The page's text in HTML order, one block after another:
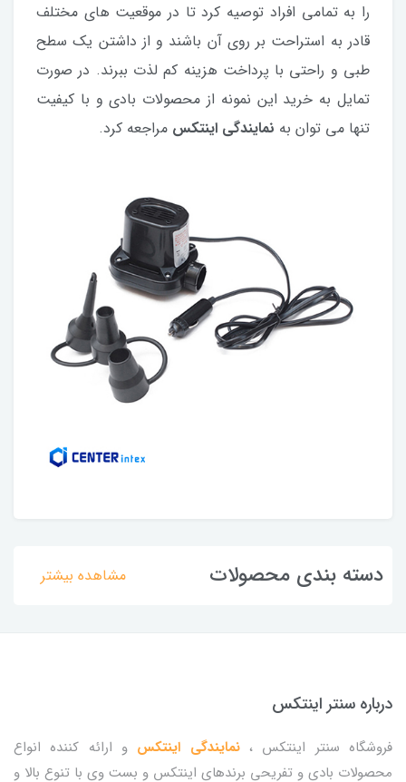
را به تمامی افراد توصیه کرد تا در موقعیت های مختلف
قادر به استراحت بر روی آن باشند و از داشتن یک سطح
طبی و راحتی با پرداخت هزینه کم لذت ببرند. در صورت
تمایل به خرید این نمونه از محصولات بادی و با کیفیت
تنها می توان به نمایندگی اینتکس مراجعه کرد.
دسته بندی محصولات مشاهده بیشتر
درباره سنتر اینتکس
فروشگاه سنتر اینتکس ،نمایندگی اینتکس و ارائه کننده انواع
محصولات بادی و تفریحی برندهای اینتکس و بست وی با تنوع بالا و